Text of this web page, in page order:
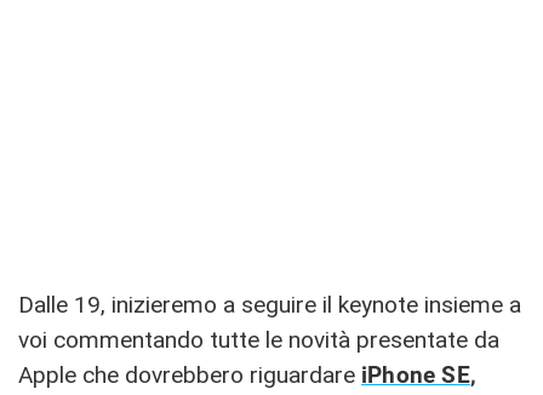
Dalle 19, inizieremo a seguire il keynote insieme a
voi commentando tutte le novità presentate da
Apple che dovrebbero riguardare iPhone SE,